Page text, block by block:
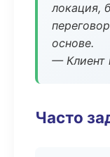
локация,
основе.
— Клиент
Часто